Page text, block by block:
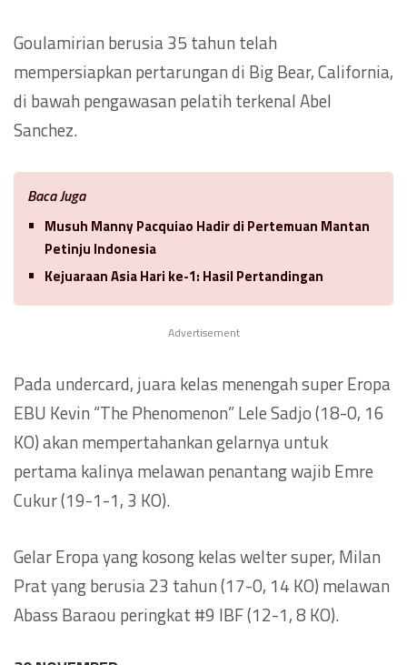
Goulamirian berusia 35 tahun telah
mempersiapkan pertarungan di Big Bear, California,
di bawah pengawasan pelatih terkenal Abel
Sanchez.
Baca Juga
Musuh Manny Pacquiao Hadir di Pertemuan Mantan
Petinju Indonesia
Kejuaraan Asia Hari ke-1: Hasil Pertandingan
Advertisement
Pada undercard, juara kelas menengah super Eropa
EBU Kevin “The Phenomenon” Lele Sadjo (18-0, 16
KO) akan mempertahankan gelarnya untuk
pertama kalinya melawan penantang wajib Emre
Cukur (19-1-1, 3 KO).
Gelar Eropa yang kosong kelas welter super, Milan
Prat yang berusia 23 tahun (17-0, 14 KO) melawan
Abass Baraou peringkat #9 IBF (12-1, 8 KO).